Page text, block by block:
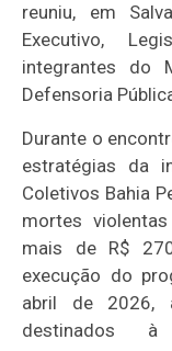
reuniu, em
Executivo,
integrantes do
Defensoria
Durante o
estratégias da
Coletivos Bahia
mortes
mais de R$
execução do
abril de 2026,
destinados